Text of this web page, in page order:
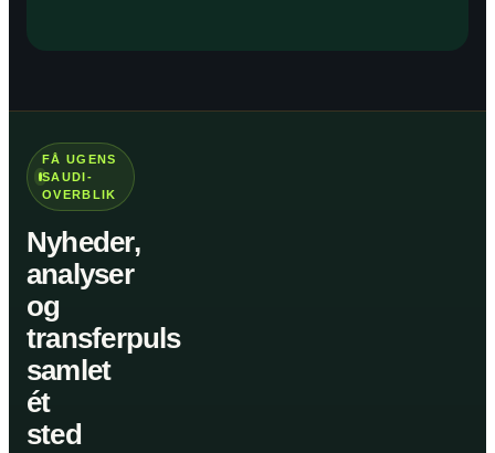
FÅ UGENS
SAUDI-
OVERBLIK
Nyheder,
analyser
og
transferpuls
samlet
ét
sted